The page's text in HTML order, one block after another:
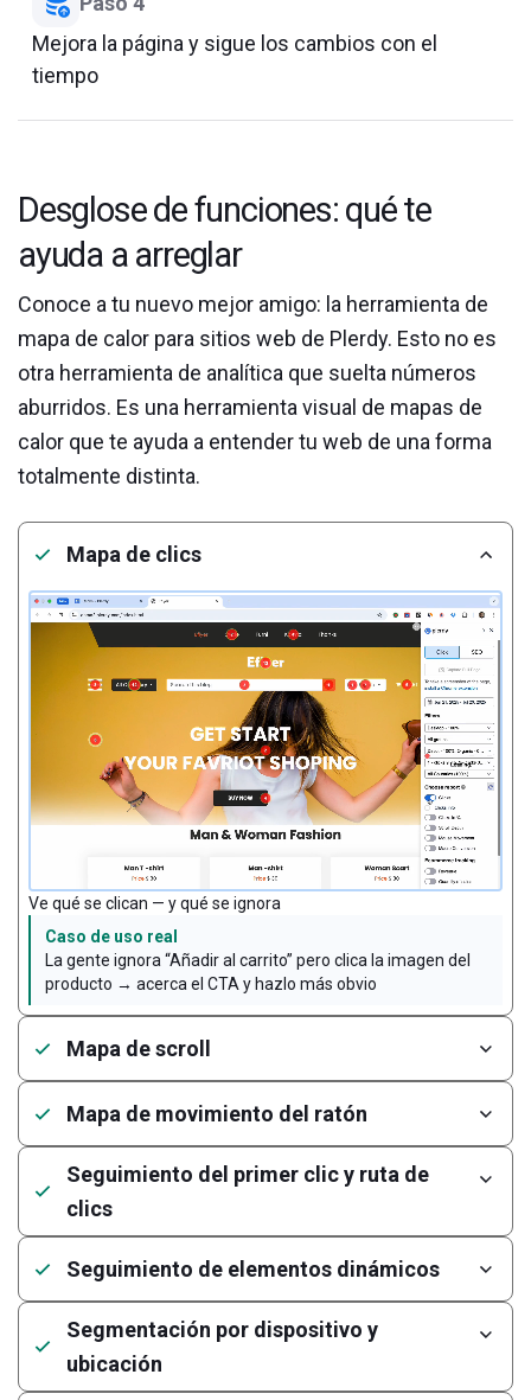
Mejora la página y sigue los cambios con el
tiempo
Desglose de funciones: qué te
ayuda a arreglar
Conoce a tu nuevo mejor amigo: la herramienta de
mapa de calor para sitios web de Plerdy. Esto no es
otra herramienta de analítica que suelta números
aburridos. Es una herramienta visual de mapas de
calor que te ayuda a entender tu web de una forma
totalmente distinta.
Mapa de clics
Ve qué se clican — y qué se ignora
Caso de uso real
La gente ignora “Añadir al carrito” pero clica la imagen del
producto → acerca el CTA y hazlo más obvio
Mapa de scroll
Mapa de movimiento del ratón
Seguimiento del primer clic y ruta de
clics
Seguimiento de elementos dinámicos
Segmentación por dispositivo y
ubicación